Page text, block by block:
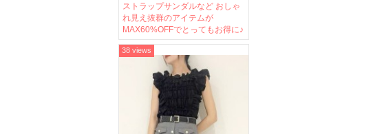
ストラップサンダルなど おしゃ
れ見え抜群のアイテムが
MAX60%OFFでとってもお得に♪
38 views